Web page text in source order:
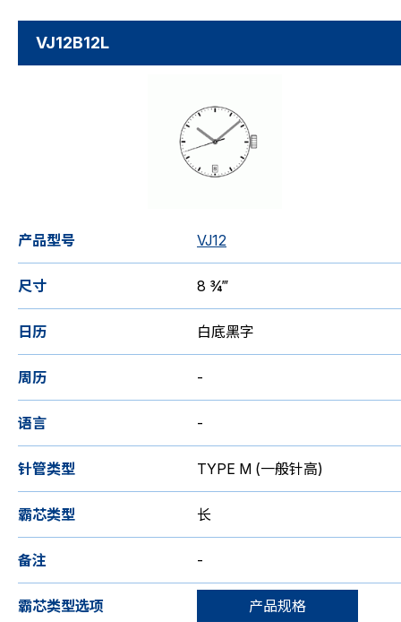
VJ12B12L
产品型号 VJ12
尺寸 8 ¾‴
日历 白底黑字
周历 -
语言 -
针管类型 TYPE M (一般针高)
霸芯类型 长
备注 -
霸芯类型选项 产品规格